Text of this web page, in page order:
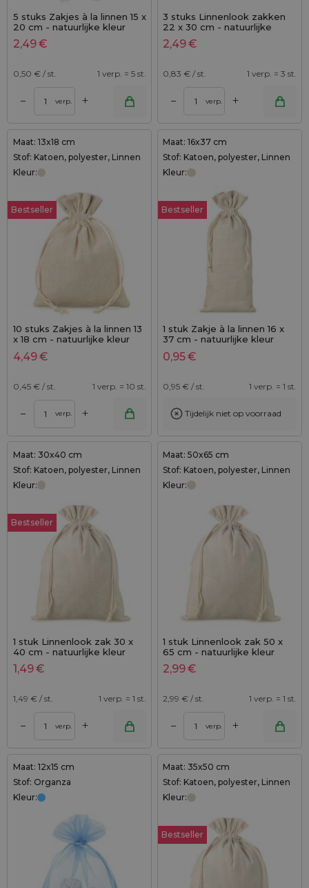
5 stuks Zakjes à la linnen 15 x
20 cm - natuurlijke kleur
2,49€
0,50 € / st. 1 verp. = 5 st.
– verp. +
3 stuks Linnenlook zakken
22 x 30 cm - natuurlijke
kleur
2,49€
0,83 € / st. 1 verp. = 3 st.
– verp. +
Maat: 13x18 cm
Stof: Katoen, polyester, Linnen
Kleur:
Bestseller
10 stuks Zakjes à la linnen 13
x 18 cm - natuurlijke kleur
4,49€
0,45 € / st. 1 verp. = 10 st.
– verp. +
Maat: 16x37 cm
Stof: Katoen, polyester, Linnen
Kleur:
Bestseller
1 stuk Zakje à la linnen 16 x
37 cm - natuurlijke kleur
0,95€
0,95 € / st. 1 verp. = 1 st.
Tijdelijk niet op voorraad
Maat: 30x40 cm
Stof: Katoen, polyester, Linnen
Kleur:
Bestseller
1 stuk Linnenlook zak 30 x
40 cm - natuurlijke kleur
1,49€
1,49 € / st. 1 verp. = 1 st.
– verp. +
Maat: 50x65 cm
Stof: Katoen, polyester, Linnen
Kleur:
1 stuk Linnenlook zak 50 x
65 cm - natuurlijke kleur
2,99€
2,99 € / st. 1 verp. = 1 st.
– verp. +
Maat: 12x15 cm
Stof: Organza
Kleur:
Maat: 35x50 cm
Stof: Katoen, polyester, Linnen
Kleur:
Bestseller